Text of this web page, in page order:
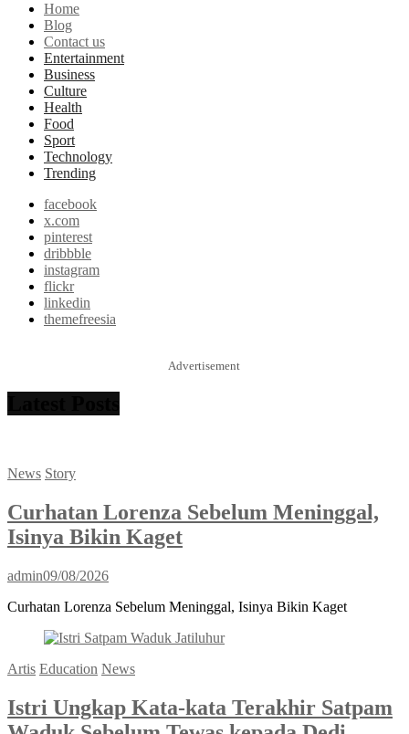
Home
Blog
Contact us
Entertainment
Business
Culture
Health
Food
Sport
Technology
Trending
facebook
x.com
pinterest
dribbble
instagram
flickr
linkedin
themefreesia
Advertisement
News Story
Curhatan Lorenza Sebelum Meninggal,
Isinya Bikin Kaget
admin09/08/2026
Curhatan Lorenza Sebelum Meninggal, Isinya Bikin Kaget
Artis Education News
Istri Ungkap Kata-kata Terakhir Satpam